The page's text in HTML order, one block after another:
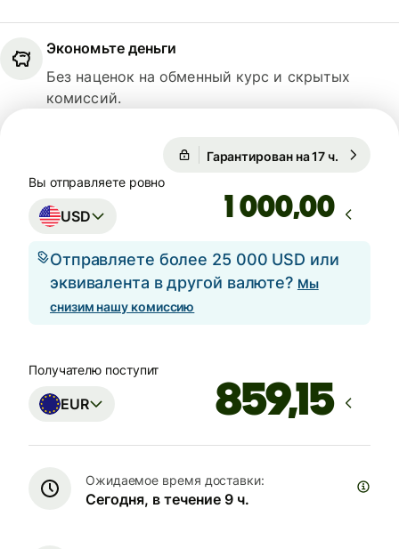
Экономьте деньги
Без наценок на обменный курс и скрытых
комиссий.
Гарантирован на 17 ч.
Вы отправляете ровно
USD ,00
Отправляете более 25 000 USD или
эквивалента в другой валюте? Мы
снизим нашу комиссию
Получателю поступит
EUR
Ожидаемое время доставки:
Сегодня, в течение 9 ч.